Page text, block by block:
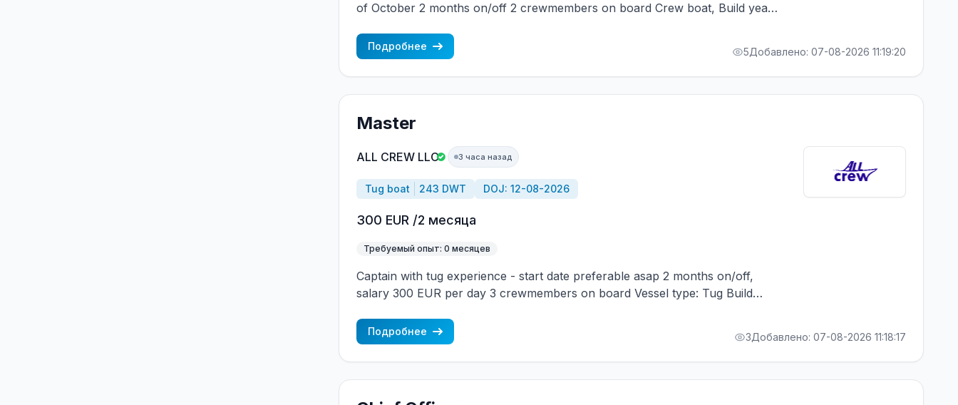
of October 2 months on/off 2 crewmembers on board Crew boat, Build year
информация по телефонам: +7 963 7376536 - Alla cv@allcrew.net
Подробнее 5Добавлено: 07-08-2026 11:19:20
Master
ALL CREW LLC 3 часа назад
Tug boat 243 DWT DOJ: 12-08-2026
300 EUR /2 месяца
Требуемый опыт: 0 месяцев
Captain with tug experience - start date preferable asap 2 months on/off,
salary 300 EUR per day 3 crewmembers on board Vessel type: Tug Build
Crew onboard: mixed +7 963 7376536 - Alla cv@allcrew.net
Подробнее 3Добавлено: 07-08-2026 11:18:17